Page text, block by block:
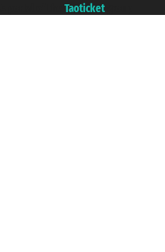
Taoticket